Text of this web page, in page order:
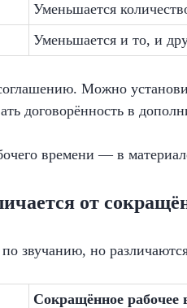
Уменьшается
Уменьшается и то, и
Можно
договорённость в
времени — в
от
звучанию, но
Сокращённое